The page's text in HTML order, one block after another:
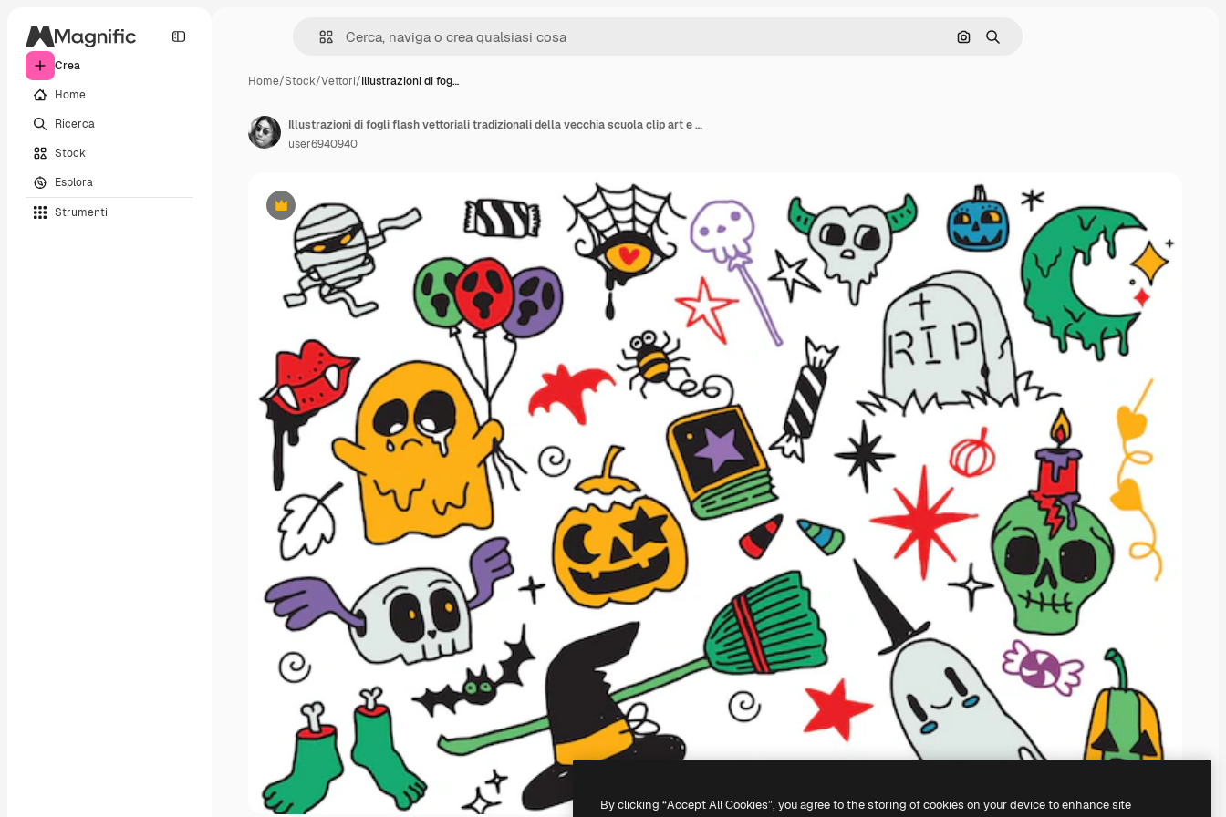
Crea
Home
Ricerca
Stock
Esplora
Strumenti
Cerca per immagine
Ricerca
Home/Stock/Vettori/Illustrazioni di fog…
Premium
Illustrazioni di fogli flash vettoriali tradizionali della vecchia scuola clip art e elementi di progettazione grafica disegnati a mano sono isolati
user6940940
By clicking “Accept All Cookies”, you agree to the storing of cookies on your device to enhance site